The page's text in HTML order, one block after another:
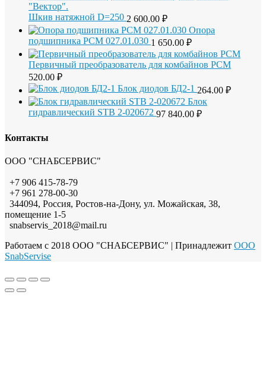
Шкив натяжной D=250 2 600.00 ₽
Опора
подшипника РСМ 027.01.030 1 650.00 ₽
Первичный преобразователь для комбайнов РСМ
520.00 ₽
Блок диодов БД2-1 264.00 ₽
Блок
гидравлический STB 2-020672 97 840.00 ₽
Контакты
ООО "СНАБСЕРВИС"
+7 906 415-78-79
+7 961 278-00-30
344094, Россия, Ростов-на-Дону, ул. Можайская, 38,
помещение 1-5
snabservis_2018@mail.ru
Работаем с 2018 ООО "СНАБСЕРВИС" | Принадлежит OOO
SnabServise